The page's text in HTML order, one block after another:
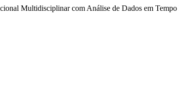
Multidisciplinar com Análise de Dados em